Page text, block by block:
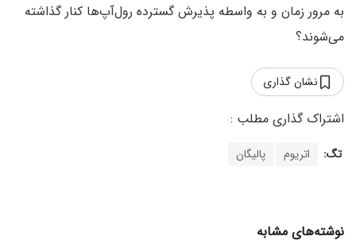
به مرور زمان و به واسطه پذیرش گسترده رول‌آپ‌ها کنار گذاشته
می‌شوند؟
نشان گذاری
تگ: اتریوم پالیگان
نوشته‌های مشابه